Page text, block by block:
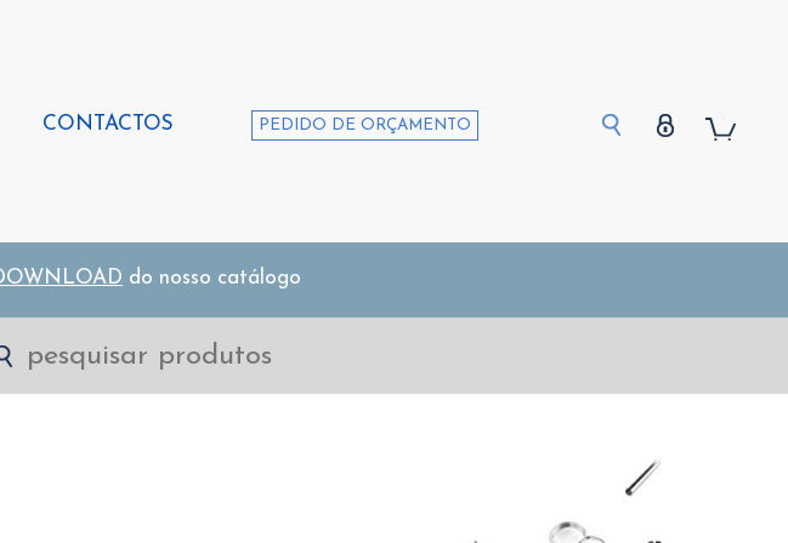
CONTACTOS PEDIDO DE ORÇAMENTO
do nosso catálogo